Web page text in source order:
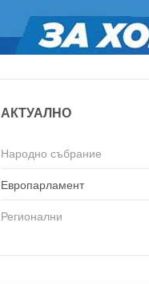
АКТУАЛНО
Народно събрание
Европарламент
Регионални